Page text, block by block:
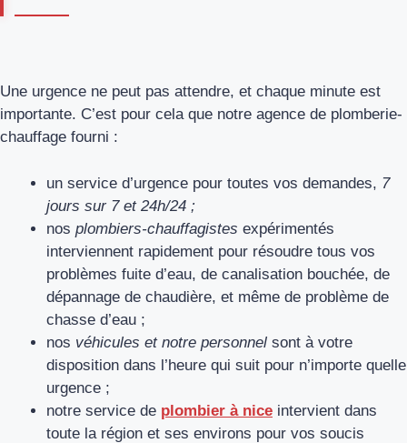
Une urgence ne peut pas attendre, et chaque minute est
importante. C’est pour cela que notre agence de plomberie-
chauffage fourni :
un service d’urgence pour toutes vos demandes, 7
jours sur 7 et 24h/24 ;
nos plombiers-chauffagistes expérimentés
interviennent rapidement pour résoudre tous vos
problèmes fuite d’eau, de canalisation bouchée, de
dépannage de chaudière, et même de problème de
chasse d’eau ;
nos véhicules et notre personnel sont à votre
disposition dans l’heure qui suit pour n’importe quelle
urgence ;
notre service de plombier à nice intervient dans
toute la région et ses environs pour vos soucis